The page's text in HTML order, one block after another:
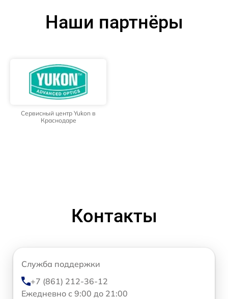
Наши партнёры
Сервисный центр Yukon в
Краснодаре
Контакты
Служба поддержки
+7 (861) 212-36-12
Ежедневно с 9:00 до 21:00